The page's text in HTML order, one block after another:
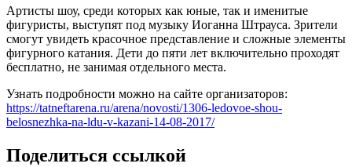
Артисты шоу, среди которых как юные, так и именитые
фигуристы, выступят под музыку Иоганна Штрауса. Зрители
смогут увидеть красочное представление и сложные элементы
фигурного катания. Дети до пяти лет включительно проходят
бесплатно, не занимая отдельного места.
Узнать подробности можно на сайте организаторов:
https://tatneftarena.ru/arena/novosti/1306-ledovoe-shou-
belosnezhka-na-ldu-v-kazani-14-08-2017/
Поделиться ссылкой